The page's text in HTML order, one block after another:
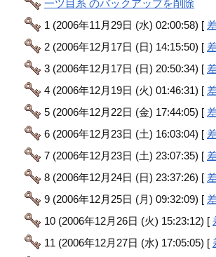
一ツ目系 のバックアップを削除
1 (2006年11月29日 (水) 02:00:58) [
2 (2006年12月17日 (日) 14:15:50) [
3 (2006年12月17日 (日) 20:50:34) [
4 (2006年12月19日 (火) 01:46:31) [
5 (2006年12月22日 (金) 17:44:05) [
6 (2006年12月23日 (土) 16:03:04) [
7 (2006年12月23日 (土) 23:07:35) [
8 (2006年12月24日 (日) 23:37:26) [
9 (2006年12月25日 (月) 09:32:09) [
10 (2006年12月26日 (火) 15:23:12) [
11 (2006年12月27日 (水) 17:05:05) [